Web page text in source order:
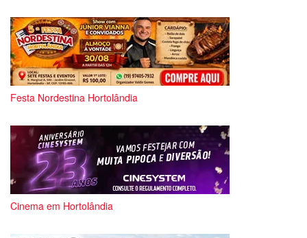
Festa Nordestina Hortolândia
Cinema em Hortolândia